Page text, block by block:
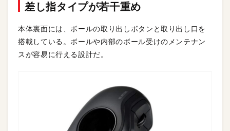
差し指タイプが若干重め
本体裏面には、ボールの取り出しボタンと取り出し口を
搭載している。ボールや内部のボール受けのメンテナン
スが容易に行える設計だ。